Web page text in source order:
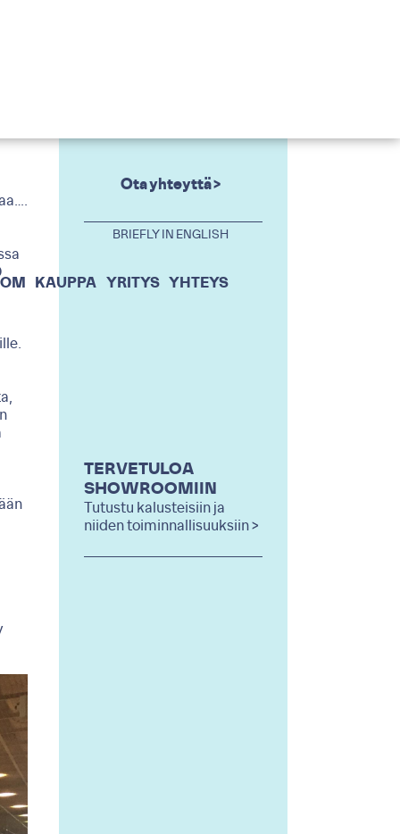
BRIEFLY IN ENGLISH
KAUPPA YRITYS YHTEYS
Ota yhteyttä >
TERVETULOA
SHOWROOMIIN
Tutustu kalusteisiin ja
niiden toiminnallisuuksiin >